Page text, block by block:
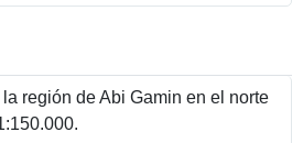
región de Abi Gamin en el norte